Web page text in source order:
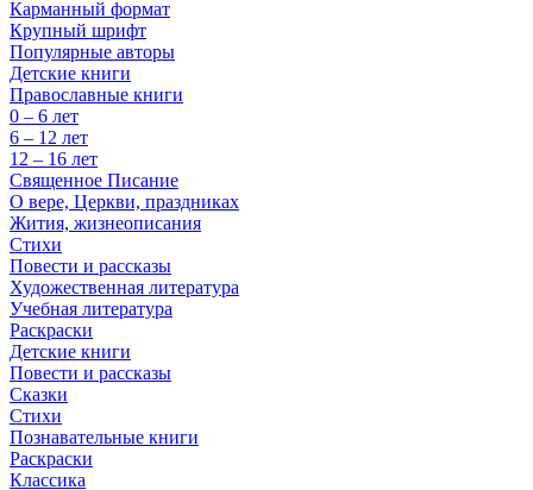
Карманный формат
Крупный шрифт
Популярные авторы
Детские книги
Православные книги
0 – 6 лет
6 – 12 лет
12 – 16 лет
Священное Писание
О вере, Церкви, праздниках
Жития, жизнеописания
Стихи
Повести и рассказы
Художественная литература
Учебная литература
Раскраски
Детские книги
Повести и рассказы
Сказки
Стихи
Познавательные книги
Раскраски
Классика